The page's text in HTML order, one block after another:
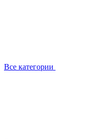
Все категории